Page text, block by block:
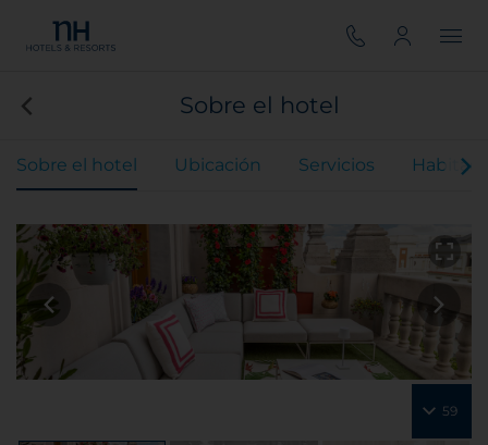
Sobre el hotel
Sobre el hotel Ubicación Servicios
59